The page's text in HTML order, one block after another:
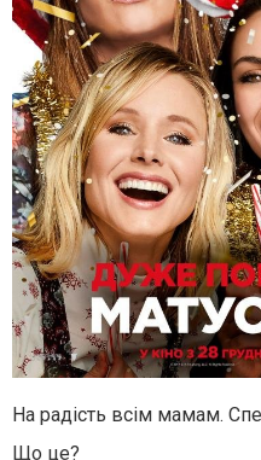
На радість всім мамам.
Що це?